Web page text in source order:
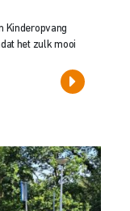
Kinderopvang
het zulk mooi